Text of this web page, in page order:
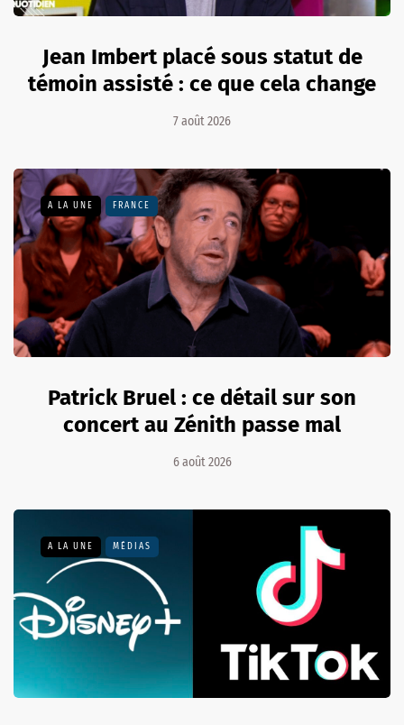
Jean Imbert placé sous statut de
témoin assisté : ce que cela change
7 août 2026
A LA UNE FRANCE
Patrick Bruel : ce détail sur son
concert au Zénith passe mal
6 août 2026
A LA UNE MÉDIAS